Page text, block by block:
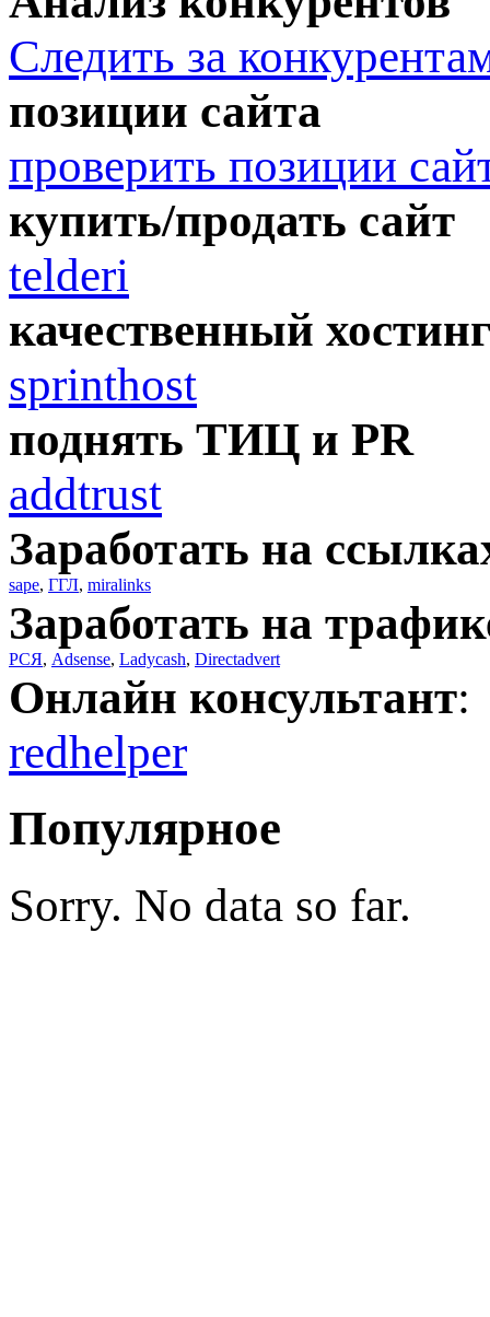
Следить за
позиции сайта
проверить позиции
купить/продать сайт
telderi
качественный
sprinthost
поднять ТИЦ и PR
addtrust
Заработать на
sape, ГГЛ, miralinks
Заработать на
РСЯ, Adsense, Ladycash, Directadvert
Онлайн консультант:
redhelper
Популярное
Sorry. No data so far.